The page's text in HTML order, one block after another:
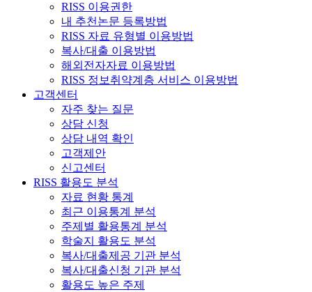
RISS 이용권한
내 추천논문 등록방법
RISS 자료 유형별 이용방법
복사/대출 이용방법
해외전자자료 이용방법
RISS 정보취약계층 서비스 이용방법
고객센터
자주 찾는 질문
상담 신청
상담 내역 확인
고객제안
신고센터
RISS 활용도 분석
자료 현황 통계
최근 이용통계 분석
주제별 활용통계 분석
학술지 활용도 분석
복사/대출제공 기관 분석
복사/대출신청 기관 분석
활용도 높은 주제